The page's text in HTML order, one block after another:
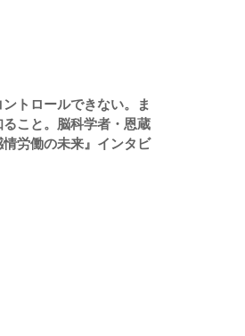
トロールできない。ま
ること。脳科学者・恩蔵
情労働の未来』インタビ